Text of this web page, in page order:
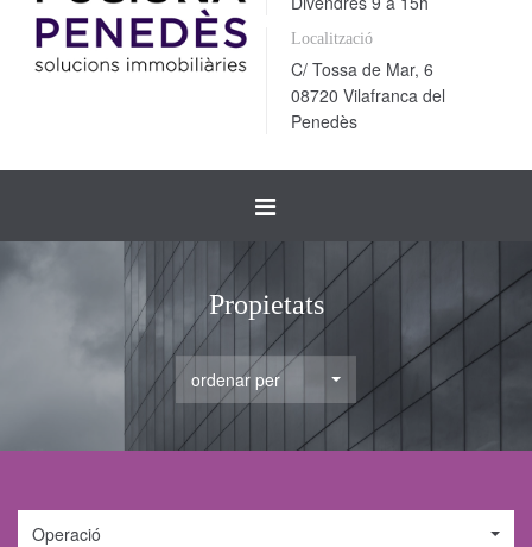
Localització
C/ Tossa de Mar, 6
08720 Vilafranca del
Penedès
Toggle
navigation
Propietats
ordenar per
Operació